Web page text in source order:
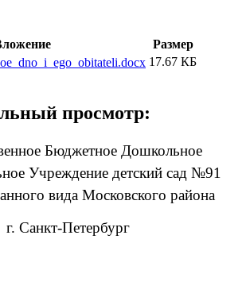
Размер
17.67 КБ
просмотр:
Бюджетное Дошкольное
Учреждение детский сад №91
вида Московского района
г. Санкт-Петербург